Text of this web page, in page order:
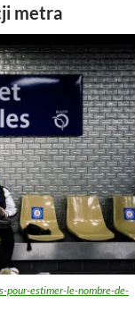
metra
pour-estimer-le-nombre-de-